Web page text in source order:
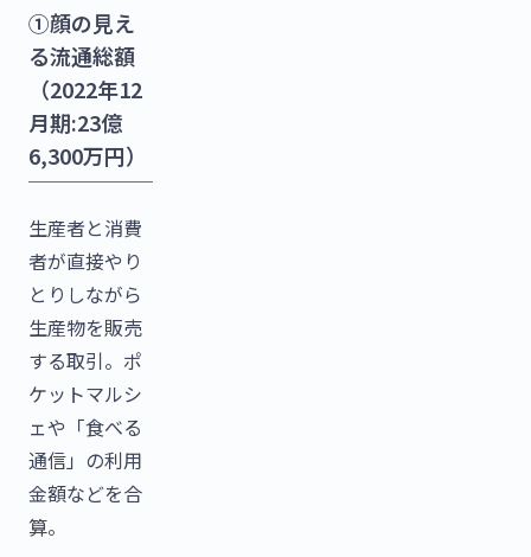
①顔の見え
る流通総額
（2022年12
月期:23億
6,300万円）
生産者と消費
者が直接やり
とりしながら
生産物を販売
する取引。ポ
ケットマルシ
ェや「食べる
通信」の利用
金額などを合
算。